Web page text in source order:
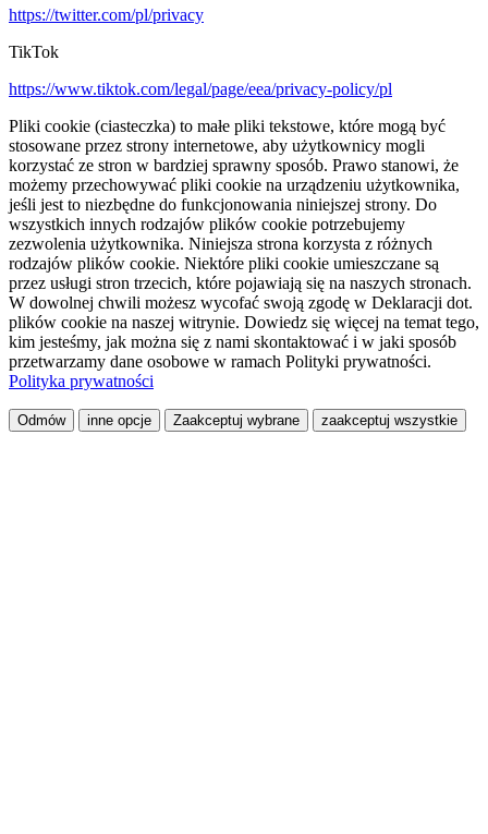
https://twitter.com/pl/privacy
TikTok
https://www.tiktok.com/legal/page/eea/privacy-policy/pl
Pliki cookie (ciasteczka) to małe pliki tekstowe, które mogą być
stosowane przez strony internetowe, aby użytkownicy mogli
korzystać ze stron w bardziej sprawny sposób. Prawo stanowi, że
możemy przechowywać pliki cookie na urządzeniu użytkownika,
jeśli jest to niezbędne do funkcjonowania niniejszej strony. Do
wszystkich innych rodzajów plików cookie potrzebujemy
zezwolenia użytkownika. Niniejsza strona korzysta z różnych
rodzajów plików cookie. Niektóre pliki cookie umieszczane są
przez usługi stron trzecich, które pojawiają się na naszych stronach.
W dowolnej chwili możesz wycofać swoją zgodę w Deklaracji dot.
plików cookie na naszej witrynie. Dowiedz się więcej na temat tego,
kim jesteśmy, jak można się z nami skontaktować i w jaki sposób
przetwarzamy dane osobowe w ramach Polityki prywatności.
Polityka prywatności
Odmów inne opcje Zaakceptuj wybrane zaakceptuj wszystkie